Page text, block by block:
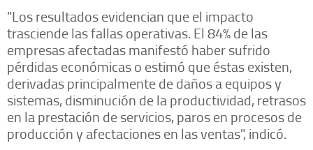
"Los resultados evidencian que el impacto
trasciende las fallas operativas. El 84% de las
empresas afectadas manifestó haber sufrido
pérdidas económicas o estimó que éstas existen,
derivadas principalmente de daños a equipos y
sistemas, disminución de la productividad, retrasos
en la prestación de servicios, paros en procesos de
producción y afectaciones en las ventas", indicó.